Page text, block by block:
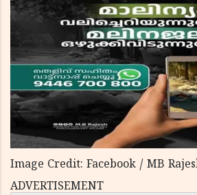
Image Credit: Facebook / MB
ADVERTISEMENT